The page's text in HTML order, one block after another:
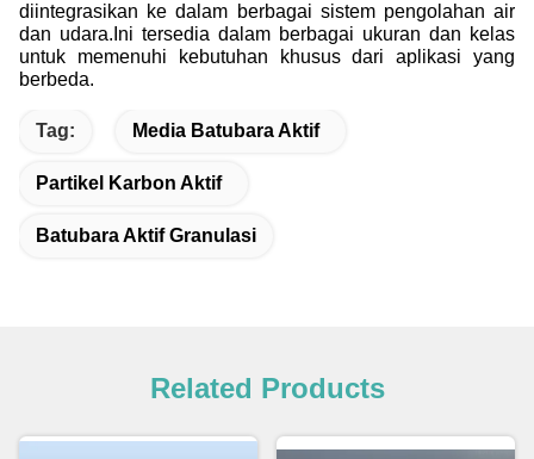
diintegrasikan ke dalam berbagai sistem pengolahan air
dan udara.Ini tersedia dalam berbagai ukuran dan kelas
untuk memenuhi kebutuhan khusus dari aplikasi yang
berbeda.
Tag: Media Batubara Aktif
Partikel Karbon Aktif
Batubara Aktif Granulasi
Related Products